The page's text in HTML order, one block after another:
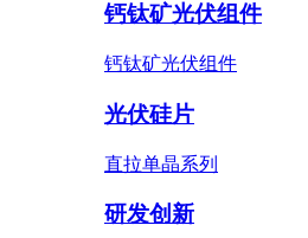
钙钛矿光伏组件
钙钛矿光伏组件
光伏硅片
直拉单晶系列
研发创新